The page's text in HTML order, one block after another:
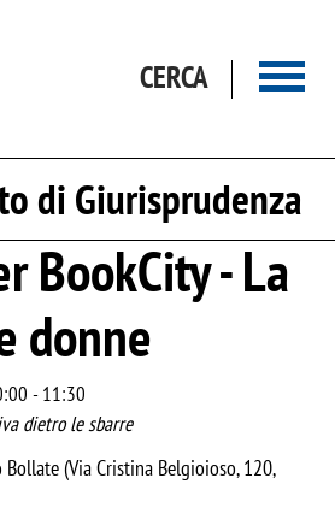
CERCA
di Giurisprudenza
BookCity - La
donne
-11:30
dietro le sbarre
(Via Cristina Belgioioso, 120,